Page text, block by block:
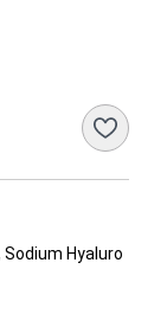
Hyaluro